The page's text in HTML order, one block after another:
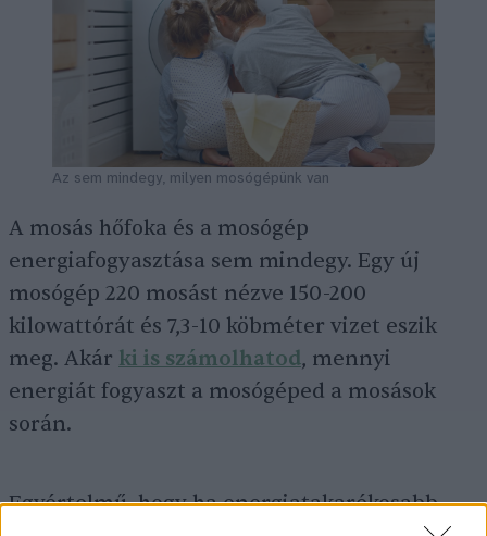
Az sem mindegy, milyen mosógépünk van
A mosás hőfoka és a mosógép
energiafogyasztása sem mindegy. Egy új
mosógép 220 mosást nézve 150-200
kilowattórát és 7,3-10 köbméter vizet eszik
meg. Akár ki is számolhatod, mennyi
energiát fogyaszt a mosógéped a mosások
során.
Egyértelmű, hogy ha energiatakarékosabb